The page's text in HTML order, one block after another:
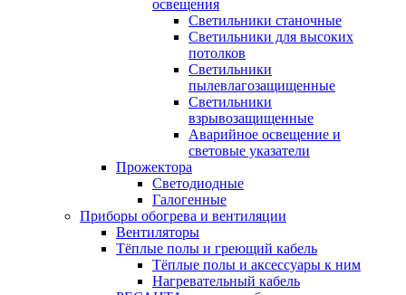
освещения
Светильники станочные
Светильники для высоких
потолков
Светильники
пылевлагозащищенные
Светильники
взрывозащищенные
Аварийное освещение и
световые указатели
Прожектора
Светодиодные
Галогенные
Приборы обогрева и вентиляции
Вентиляторы
Тёплые полы и греющий кабель
Тёплые полы и аксессуары к ним
Нагревательный кабель